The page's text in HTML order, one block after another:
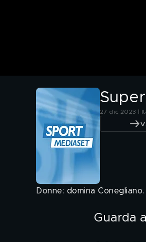
27 dic 2023 |
Donne: domina Conegliano.
Guarda